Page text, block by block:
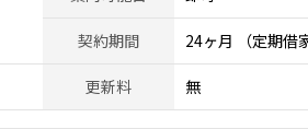
契約期間 24ヶ月 （定期借家
更新料 無